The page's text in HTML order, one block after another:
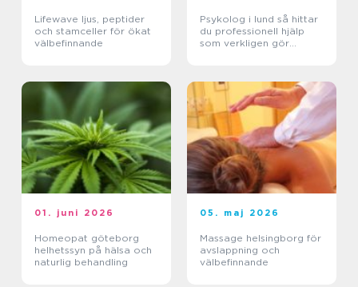
Lifewave ljus, peptider
och stamceller för ökat
välbefinnande
Psykolog i lund så hittar
du professionell hjälp
som verkligen gör
01. juni 2026
Homeopat göteborg
helhetssyn på hälsa och
naturlig behandling
05. maj 2026
Massage helsingborg för
avslappning och
välbefinnande